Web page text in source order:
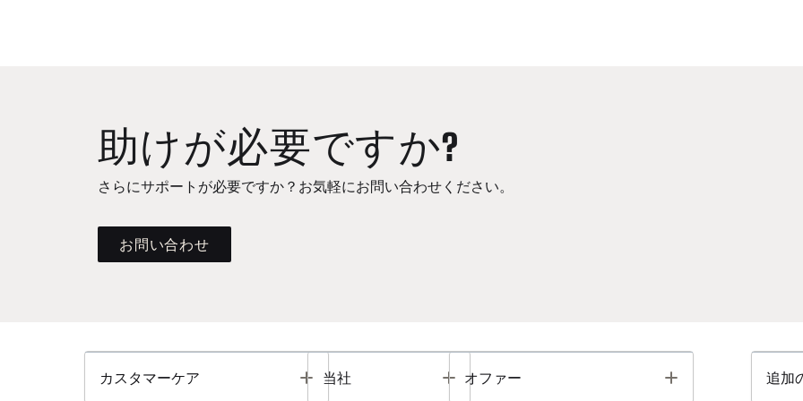
助けが必要ですか?
さらにサポートが必要ですか？お気軽にお問い合わせください。
お問い合わせ
カスタマーケア Toggle
当社 Toggle
オファー Toggle 追加